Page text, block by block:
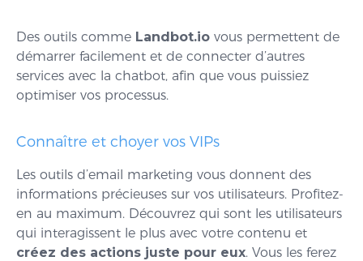
Des outils comme Landbot.io vous permettent de
démarrer facilement et de connecter d’autres
services avec la chatbot, afin que vous puissiez
optimiser vos processus.
Connaître et choyer vos VIPs
Les outils d’email marketing vous donnent des
informations précieuses sur vos utilisateurs. Profitez-
en au maximum. Découvrez qui sont les utilisateurs
qui interagissent le plus avec votre contenu et
créez des actions juste pour eux. Vous les ferez